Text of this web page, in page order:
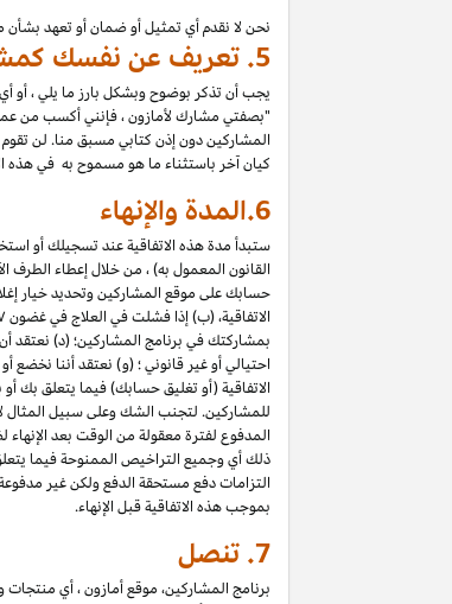
نحن لا نقدم أي تمثيل أو ضمان أو تعهد بشأن
5. تعريف عن نفسك
يجب أن تذكر بوضوح وبشكل بارز ما يلي ، أو
"بصفتي مشارك لأمازون ، فإنني أكسب من
المشاركين دون إذن كتابي مسبق منا. لن تقوم
كيان آخر باستثناء ما هو مسموح به في هذه
6. المدة والإنهاء
ستبدأ مدة هذه الاتفاقية عند تسجيلك أو
القانون المعمول به) ، من خلال إعطاء الطرف
حسابك على موقع المشاركين وتحديد خيار
الاتفاقية، (ب) إذا فشلت في العلاج في غضون
بمشاركتك في برنامج المشاركين؛ (د) نعتقد
احتيالي أو غير قانوني ؛ (و) نعتقد أننا
الاتفاقية (أو تغليق حسابك) فيما يتعلق بك
المدفوع لفترة معقولة من الوقت بعد
ذلك أي وجميع التراخيص الممنوحة فيما
التزامات دفع مستحقة الدفع ولكن غير
بموجب هذه الاتفاقية قبل الإنهاء.
7. تنصل
برنامج المشاركين، موقع أمازون ، أي